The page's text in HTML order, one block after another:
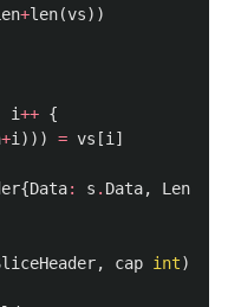
+len(vs))
i++ {
+i ))) = vs [i ]
{Data: s . Data, Len
, cap int)